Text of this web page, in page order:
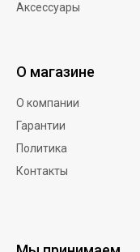
Аксессуары
О магазине
О компании
Гарантии
Политика
Контакты